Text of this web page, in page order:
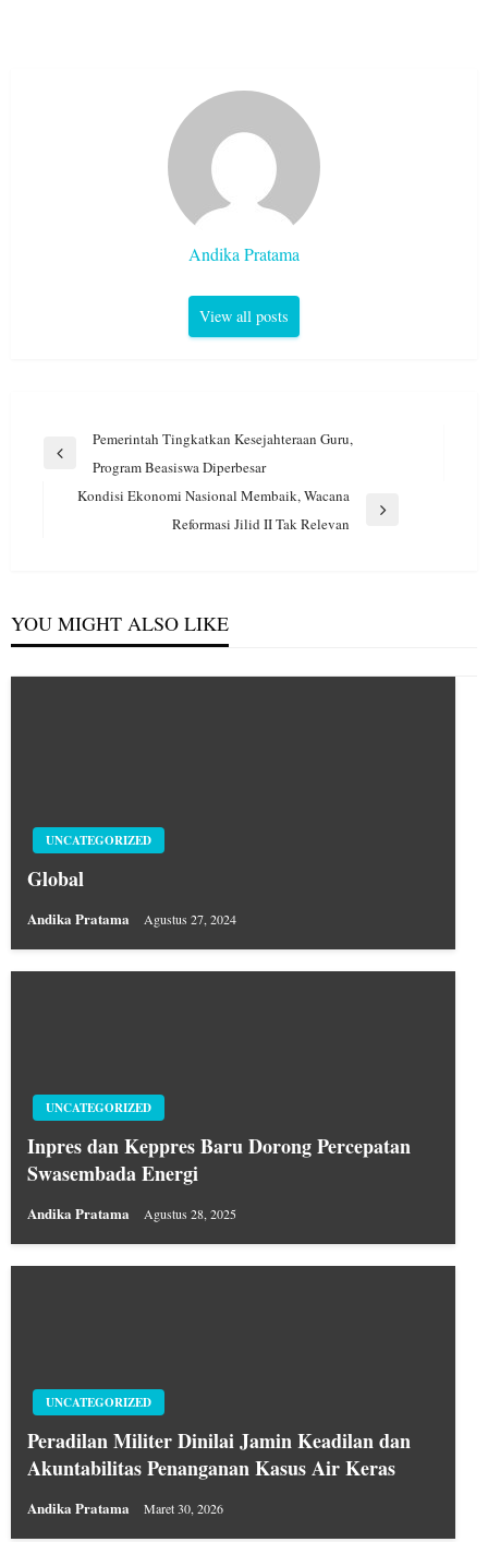
Andika Pratama
View all posts
Navigasi
Previous
Pemerintah Tingkatkan Kesejahteraan Guru,
Program Beasiswa Diperbesar
Kondisi Ekonomi Nasional Membaik, Wacana
Reformasi Jilid II Tak Relevan
YOU MIGHT ALSO LIKE
UNCATEGORIZED
Global
Andika Pratama Agustus 27, 2024
UNCATEGORIZED
Inpres dan Keppres Baru Dorong Percepatan
Swasembada Energi
Andika Pratama Agustus 28, 2025
UNCATEGORIZED
Peradilan Militer Dinilai Jamin Keadilan dan
Akuntabilitas Penanganan Kasus Air Keras
Andika Pratama Maret 30, 2026